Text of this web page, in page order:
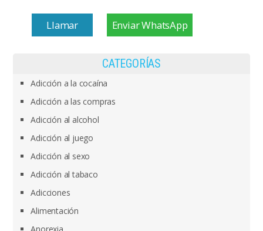
Llamar Enviar WhatsApp
CATEGORÍAS
Adicción a la cocaína
Adicción a las compras
Adicción al alcohol
Adicción al juego
Adicción al sexo
Adicción al tabaco
Adicciones
Alimentación